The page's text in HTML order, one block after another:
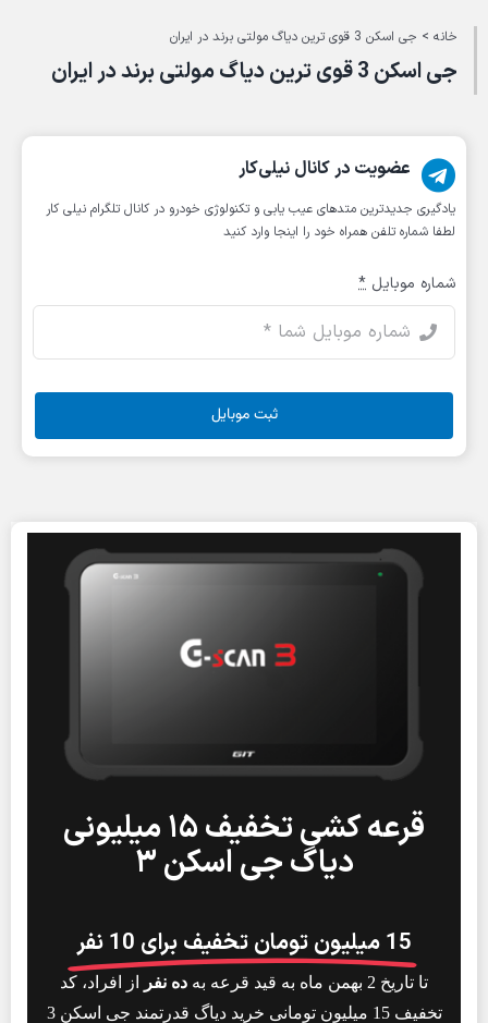
content
خانه> جی اسکن 3 قوی ترین دیاگ مولتی برند در ایران
جی اسکن 3 قوی ترین دیاگ مولتی برند در ایران
قرعه کشی تخفیف ۱۵ میلیونی
دیاگ جی اسکن ۳
15 میلیون تومان تخفیف برای 10 نفر
تا تاریخ 2 بهمن ماه به قید قرعه به ده نفر
از افراد، کد
تخفیف 15 میلیون تومانی خرید دیاگ قدرتمند جی اسکن 3
عضویت در کانال نیلی‌کار
یادگیری جدیدترین متد‌های عیب یابی‌ و تکنولوژی خودرو در کانال تلگرام نیلی کار
لطفا شماره تلفن همراه خود را اینجا وارد کنید
شماره موبایل *
ثبت موبایل